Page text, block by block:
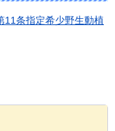
11条指定希少野生動植